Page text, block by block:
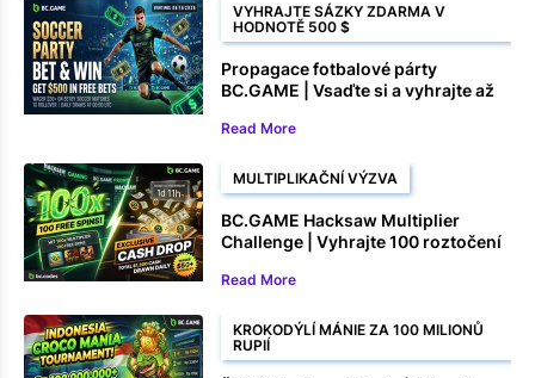
VYHRAJTE SÁZKY ZDARMA V
HODNOTĚ 500 $
Propagace fotbalové párty
BC.GAME | Vsaďte si a vyhrajte až
Read More
MULTIPLIKAČNÍ VÝZVA
BC.GAME Hacksaw Multiplier
Challenge | Vyhrajte 100 roztočení
Read More
KROKODÝLÍ MÁNIE ZA 100 MILIONŮ
RUPIÍ